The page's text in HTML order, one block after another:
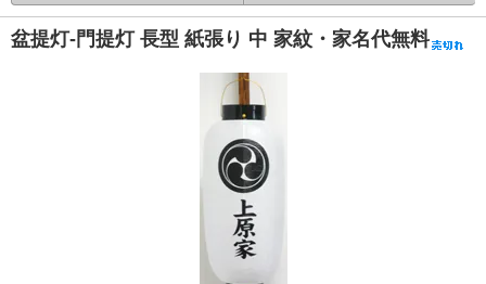
盆提灯-門提灯 長型 紙張り 中 家紋・家名代無料